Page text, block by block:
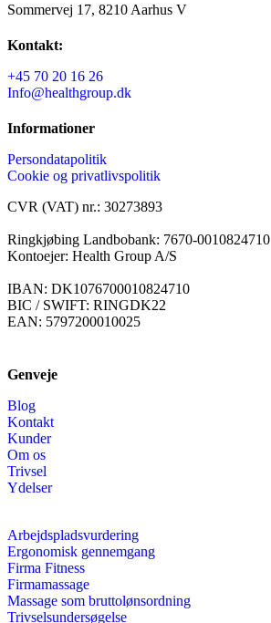
Sommervej 17, 8210 Aarhus V
Kontakt:
+45 70 20 16 26
Info@healthgroup.dk
Informationer
Persondatapolitik
Cookie og privatlivspolitik
CVR (VAT) nr.: 30273893
Ringkjøbing Landbobank: 7670-0010824710
Kontoejer: Health Group A/S
IBAN: DK1076700010824710
BIC / SWIFT: RINGDK22
EAN: 5797200010025
Genveje
Blog
Kontakt
Kunder
Om os
Trivsel
Ydelser
Arbejdspladsvurdering
Ergonomisk gennemgang
Firma Fitness
Firmamassage
Massage som bruttolønsordning
Trivselsundersøgelse